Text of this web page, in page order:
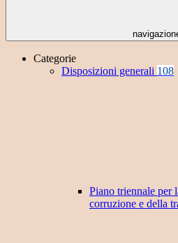
Categorie
Disposizioni generali 108
Piano triennale per
corruzione e della